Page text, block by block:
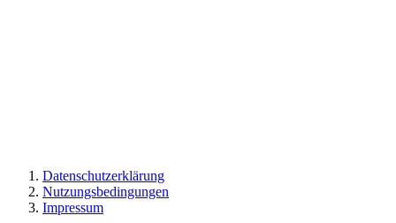
Datenschutzerklärung
Nutzungsbedingungen
Impressum